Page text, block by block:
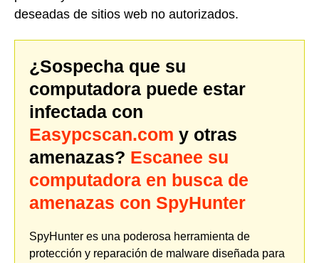
deseadas de sitios web no autorizados.
¿Sospecha que su
computadora puede estar
infectada con
Easypcscan.com y otras
amenazas? Escanee su
computadora en busca de
amenazas con SpyHunter
SpyHunter es una poderosa herramienta de
protección y reparación de malware diseñada para